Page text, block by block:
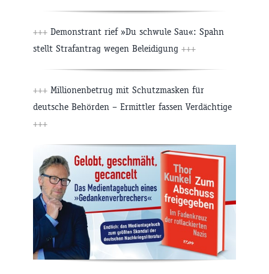
+++ Demonstrant rief »Du schwule Sau«: Spahn
stellt Strafantrag wegen Beleidigung +++
+++ Millionenbetrug mit Schutzmasken für
deutsche Behörden – Ermittler fassen Verdächtige
+++